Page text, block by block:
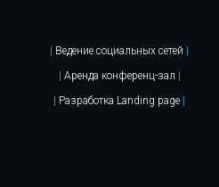
| Ведение социальных сетей |
| Аренда конференц-зал |
| Разработка Landing page |